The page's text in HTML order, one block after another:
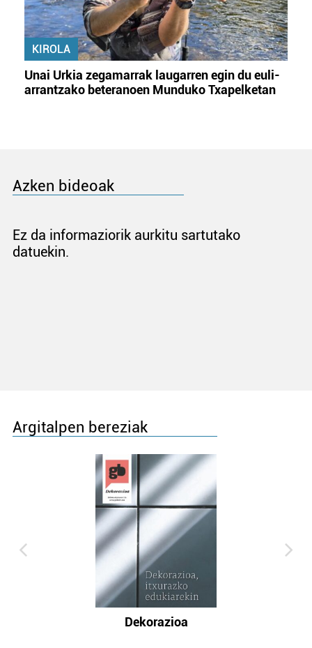
KIROLA
Unai Urkia zegamarrak laugarren egin du euli-
arrantzako beteranoen Munduko Txapelketan
Azken bideoak
Ez da informaziorik aurkitu sartutako
datuekin.
Argitalpen bereziak
Dekorazioa